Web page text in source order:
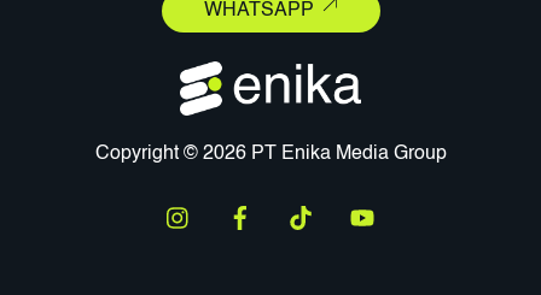
WHATSAPP
Copyright © 2026 PT Enika Media Group